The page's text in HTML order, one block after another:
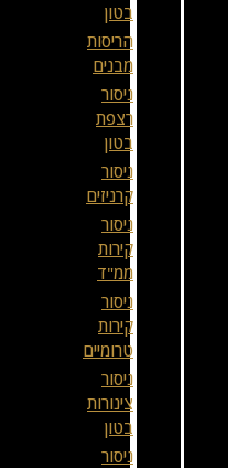
בטון
הריסות
מבנים
ניסור
רצפת
בטון
ניסור
קרניזים
ניסור
קירות
ממ"ד
ניסור
קירות
טרומיים
ניסור
צינורות
בטון
ניסור